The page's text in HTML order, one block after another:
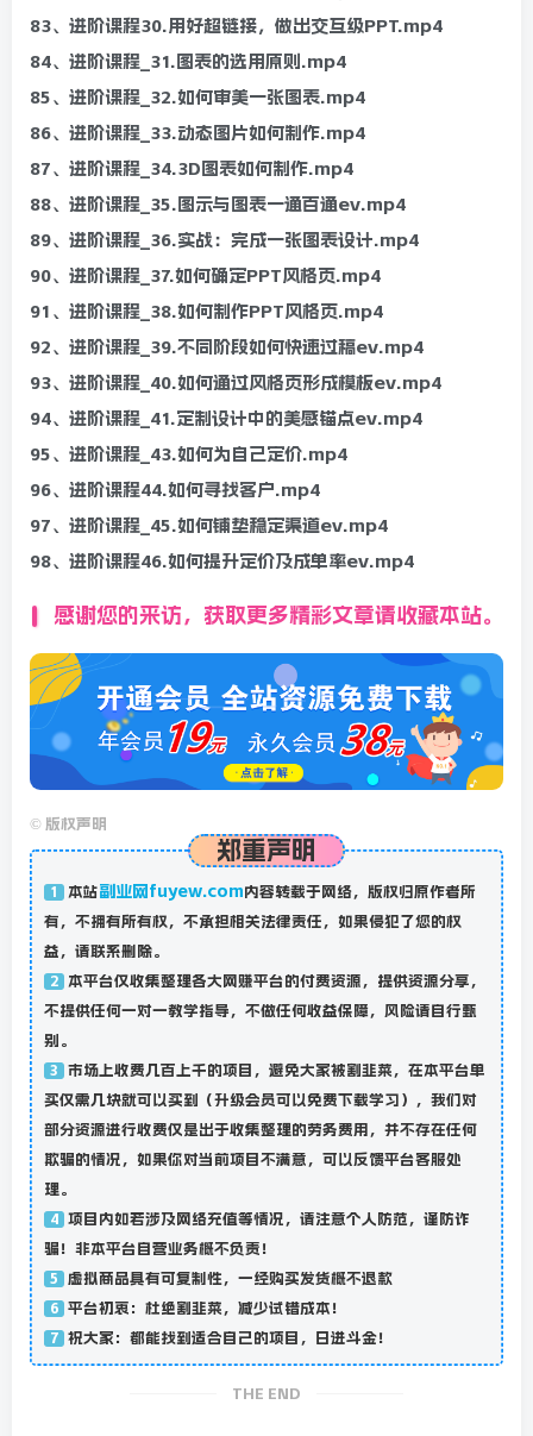
83、进阶课程30.用好超链接，做出交互级PPT.mp4
84、进阶课程_31.图表的选用原则.mp4
85、进阶课程_32.如何审美一张图表.mp4
86、进阶课程_33.动态图片如何制作.mp4
87、进阶课程_34.3D图表如何制作.mp4
88、进阶课程_35.图示与图表一通百通ev.mp4
89、进阶课程_36.实战：完成一张图表设计.mp4
90、进阶课程_37.如何确定PPT风格页.mp4
91、进阶课程_38.如何制作PPT风格页.mp4
92、进阶课程_39.不同阶段如何快速过稿ev.mp4
93、进阶课程_40.如何通过风格页形成模板ev.mp4
94、进阶课程_41.定制设计中的美感锚点ev.mp4
95、进阶课程_43.如何为自己定价.mp4
96、进阶课程44.如何寻找客户.mp4
97、进阶课程_45.如何铺垫稳定渠道ev.mp4
98、进阶课程46.如何提升定价及成单率ev.mp4
感谢您的来访，获取更多精彩文章请收藏本站。
© 版权声明
郑重声明
1 本站副业网fuyew.com内容转载于网络，版权归原作者所
有，不拥有所有权，不承担相关法律责任，如果侵犯了您的权
益，请联系删除。
2 本平台仅收集整理各大网赚平台的付费资源，提供资源分享，
不提供任何一对一教学指导，不做任何收益保障，风险请自行甄
别。
3 市场上收费几百上千的项目，避免大家被割韭菜，在本平台单
买仅需几块就可以买到（升级会员可以免费下载学习），我们对
部分资源进行收费仅是出于收集整理的劳务费用，并不存在任何
欺骗的情况，如果你对当前项目不满意，可以反馈平台客服处
理。
4 项目内如若涉及网络充值等情况，请注意个人防范，谨防诈
骗！非本平台自营业务概不负责！
5 虚拟商品具有可复制性，一经购买发货概不退款
6 平台初衷：杜绝割韭菜，减少试错成本！
7 祝大家：都能找到适合自己的项目，日进斗金！
THE END